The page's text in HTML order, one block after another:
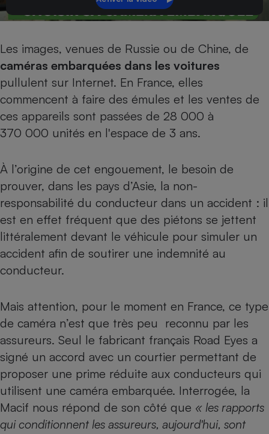
Les images, venues de Russie ou de Chine, de
caméras embarquées dans les voitures
pullulent sur Internet. En France, elles
commencent à faire des émules et les ventes de
ces appareils sont passées de 28 000 à
370 000 unités en l'espace de 3 ans.
À l’origine de cet engouement, le besoin de
prouver, dans les pays d’Asie, la non-
responsabilité du conducteur dans un accident : il
est en effet fréquent que des piétons se jettent
littéralement devant le véhicule pour simuler un
accident afin de soutirer une indemnité au
conducteur.
Mais attention, pour le moment en France, ce type
de caméra n’est que très peu reconnu par les
assureurs. Seul le fabricant français Road Eyes a
signé un accord avec un courtier permettant de
proposer une prime réduite aux conducteurs qui
utilisent une caméra embarquée. Interrogée, la
Macif nous répond de son côté que « les rapports
qui conditionnent les assureurs, aujourd'hui, sont
Lave-linge
Plaque de cuisson à
induction
Climatiseur -
Ventilateur
Téléviseur
Téléphone mobile -
Smartphone
Antivirus
Radiateur électrique
Climatiseur -
Antimoustique